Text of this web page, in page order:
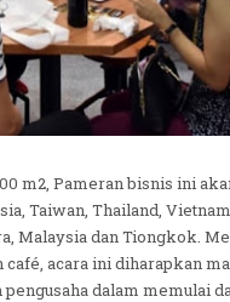
m2, Pameran bisnis ini
Taiwan, Thailand,
Malaysia dan Tiongkok.
acara ini diharapkan
dalam memulai